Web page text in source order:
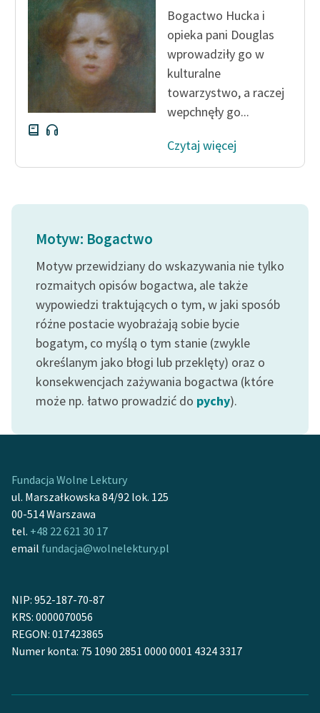
Informacja o treściach
Deklaracja dostępności
Bogactwo Hucka i
opieka pani Douglas
wprowadziły go w
kulturalne
towarzystwo, a raczej
wepchnęły go...
Czytaj więcej
Motyw: Bogactwo
Motyw przewidziany do wskazywania nie tylko
rozmaitych opisów bogactwa, ale także
wypowiedzi traktujących o tym, w jaki sposób
różne postacie wyobrażają sobie bycie
bogatym, co myślą o tym stanie (zwykle
określanym jako błogi lub przeklęty) oraz o
konsekwencjach zażywania bogactwa (które
może np. łatwo prowadzić do pychy).
Fundacja Wolne Lektury
ul. Marszałkowska 84/92 lok. 125
00-514 Warszawa
tel. +48 22 621 30 17
email fundacja@wolnelektury.pl
NIP: 952-187-70-87
KRS: 0000070056
REGON: 017423865
Numer konta: 75 1090 2851 0000 0001 4324 3317